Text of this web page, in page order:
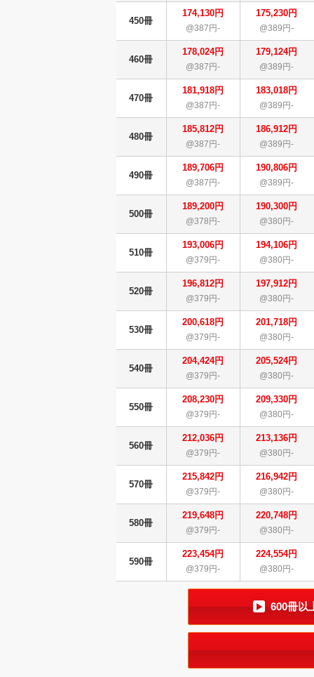
450冊
174,130円
@387円-
175,230円
@389円-
460冊
178,024円
@387円-
179,124円
@389円-
470冊
181,918円
@387円-
183,018円
@389円-
480冊
185,812円
@387円-
186,912円
@389円-
490冊
189,706円
@387円-
190,806円
@389円-
500冊
189,200円
@378円-
190,300円
@380円-
510冊
193,006円
@379円-
194,106円
@380円-
520冊
196,812円
@379円-
197,912円
@380円-
530冊
200,618円
@379円-
201,718円
@380円-
540冊
204,424円
@379円-
205,524円
@380円-
550冊
208,230円
@379円-
209,330円
@380円-
560冊
212,036円
@379円-
213,136円
@380円-
570冊
215,842円
@379円-
216,942円
@380円-
580冊
219,648円
@379円-
220,748円
@380円-
590冊
223,454円
@379円-
224,554円
@380円-
600冊以